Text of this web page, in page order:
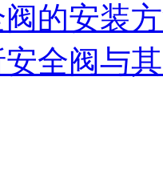
的安装
全阀与